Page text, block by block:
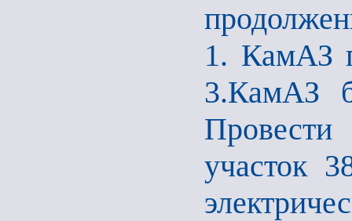
1. КамАЗ
3.КамАЗ
участок